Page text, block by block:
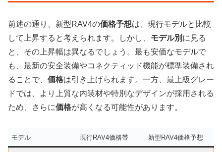
前述の通り、新型RAV4の価格予想は、現行モデルと比較
して上昇すると考えられます。しかし、 モデル別 に見る
と、その上昇幅は異なるでしょう。最も安価なモデルで
も、最新の安全装備やコネクティッド機能が標準装備され
ることで、 価格は引き上げられます。一方、最上級グレー
ドでは、より上質な内装材や特別なデザインが採用される
ため、さらに価格が高くなる可能性があります。
モデル 現行RAV4価格帯 新型RAV4価格予想